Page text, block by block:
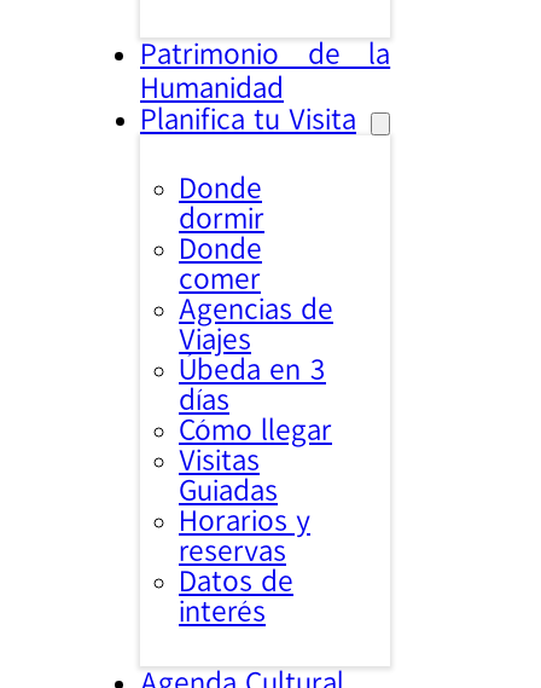
Patrimonio de la
Humanidad
Planifica tu Visita
Donde
dormir
Donde
comer
Agencias de
Viajes
Úbeda en 3
días
Cómo llegar
Visitas
Guiadas
Horarios y
reservas
Datos de
interés